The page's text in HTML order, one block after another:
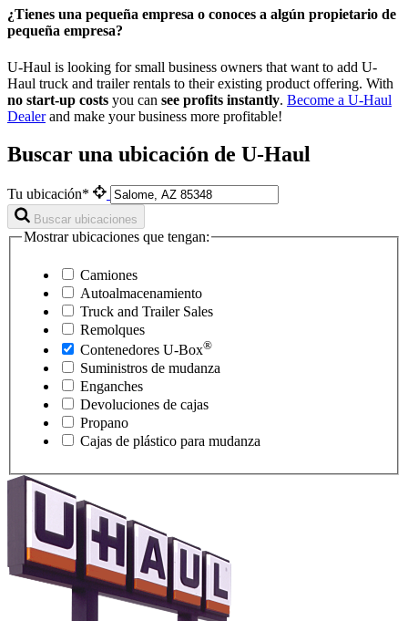
¿Tienes una pequeña empresa o conoces a algún propietario de
pequeña empresa?
U-Haul is looking for small business owners that want to add U-
Haul truck and trailer rentals to their existing product offering. With
no start-up costs you can see profits instantly. Become a U-Haul
Dealerand make your business more profitable!
Buscar una ubicación de U-Haul
Tu ubicación*
Buscar ubicaciones
Mostrar ubicaciones que tengan:
Camiones
Autoalmacenamiento
Truck and Trailer Sales
Remolques
Contenedores U-Box®
Suministros de mudanza
Enganches
Devoluciones de cajas
Propano
Cajas de plástico para mudanza